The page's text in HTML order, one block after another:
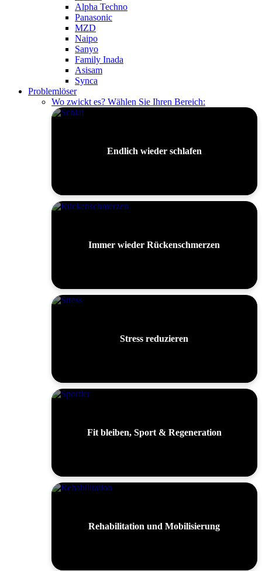
Alpha Techno
Panasonic
MZD
Naipo
Sanyo
Family Inada
Asisam
Synca
Problemlöser
Wo zwickt es? Wählen Sie Ihren Bereich:
Endlich wieder schlafen
Immer wieder Rückenschmerzen
Stress reduzieren
Fit bleiben, Sport & Regeneration
Rehabilitation und Mobilisierung